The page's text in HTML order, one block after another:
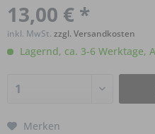
13,00 € *
inkl. MwSt. zzgl. Versandkosten
Lagernd, ca. 3-6 Werktage,
Merken